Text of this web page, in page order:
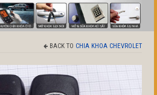
BACK TO CHIA KHOA CHEVROLET